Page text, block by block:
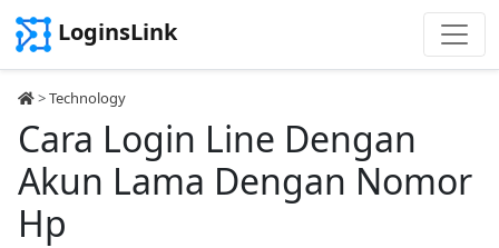
LoginsLink
>Technology
Cara Login Line Dengan
Akun Lama Dengan Nomor
Hp